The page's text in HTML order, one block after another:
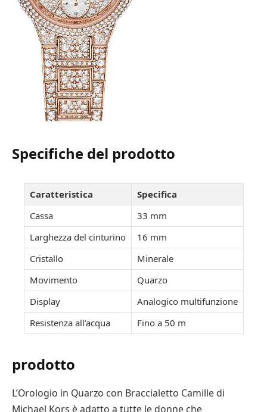
Specifiche del prodotto
Caratteristica
Specifica
Cassa
33 mm
Larghezza del cinturino
16 mm
Cristallo
Minerale
Movimento
Quarzo
Display
Analogico multifunzione
Resistenza all’acqua
Fino a 50 m
prodotto
L’Orologio in Quarzo con Braccialetto Camille di
Michael Kors è adatto a tutte le donne che